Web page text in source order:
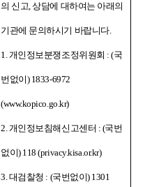
의 신고, 상담에 대하여는 아래의
기관에 문의하시기 바랍니다.
1. 개인정보분쟁조정위원회 : (국
번없이) 1833-6972
(www.kopico.go.kr)
2. 개인정보침해신고센터 : (국번
없이) 118 (privacy.kisa.or.kr)
3. 대검찰청 : (국번없이) 1301